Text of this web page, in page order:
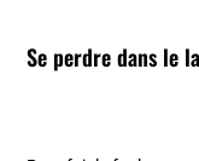
Se perdre dans le